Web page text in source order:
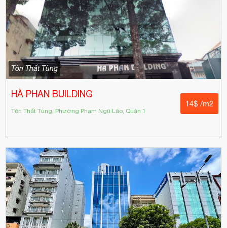
Tôn Thất Tùng
HÀ PHAN BUILDING
Tôn Thất Tùng, Phường Phạm Ngũ Lão, Quận 1
14$ /m2